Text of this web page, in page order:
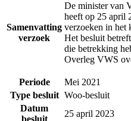
Samenvatting
verzoek
De minister van
heeft op 25 april
verzoeken in het
Het besluit
die betrekking
Overleg VWS
Periode
Mei 2021
Type besluit Woo-besluit
Datum
25 april 2023